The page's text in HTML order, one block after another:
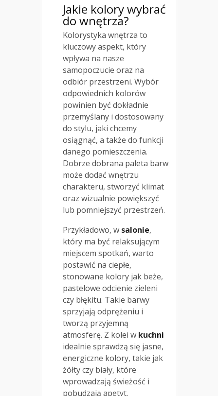
Jakie kolory wybrać
do wnętrza?
Kolorystyka wnętrza to
kluczowy aspekt, który
wpływa na nasze
samopoczucie oraz na
odbiór przestrzeni. Wybór
odpowiednich kolorów
powinien być dokładnie
przemyślany i dostosowany
do stylu, jaki chcemy
osiągnąć, a także do funkcji
danego pomieszczenia.
Dobrze dobrana paleta barw
może dodać wnętrzu
charakteru, stworzyć klimat
oraz wizualnie powiększyć
lub pomniejszyć przestrzeń.
Przykładowo, w salonie,
który ma być relaksującym
miejscem spotkań, warto
postawić na ciepłe,
stonowane kolory jak beże,
pastelowe odcienie zieleni
czy błękitu. Takie barwy
sprzyjają odprężeniu i
tworzą przyjemną
atmosferę. Z kolei w kuchni
idealnie sprawdzą się jasne,
energiczne kolory, takie jak
żółty czy biały, które
wprowadzają świeżość i
pobudzają apetyt.